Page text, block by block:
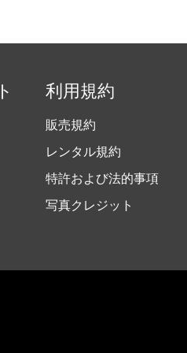
利用規約
販売規約
レンタル規約
特許および法的事項
写真クレジット